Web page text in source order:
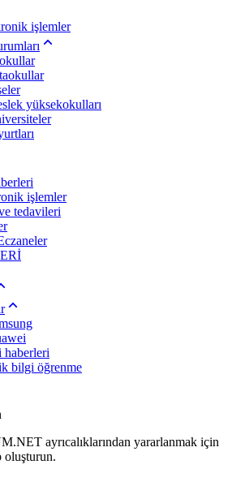
işlemler
yüksekokulları
işlemler
tedavileri
haberleri
bilgi öğrenme
ayrıcalıklarından yararlanmak için
oluşturun.